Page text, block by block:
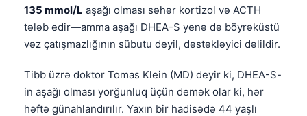
135 mmol/L aşağı olması səhər kortizol və ACTH
tələb edir—amma aşağı DHEA-S yenə də böyrəküstü
vəz çatışmazlığının sübutu deyil, dəstəkləyici dəlildir.
Tibb üzrə doktor Tomas Klein (MD) deyir ki, DHEA-S-
in aşağı olması yorğunluq üçün demək olar ki, hər
həftə günahlandırılır. Yaxın bir hadisədə 44 yaşlı
پښتو
سنڌي
অসমীয়া
Galego